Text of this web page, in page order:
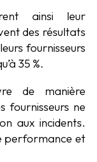
ainsi leur
des résultats
fournisseurs
35 %.
de manière
fournisseurs ne
aux incidents.
performance et